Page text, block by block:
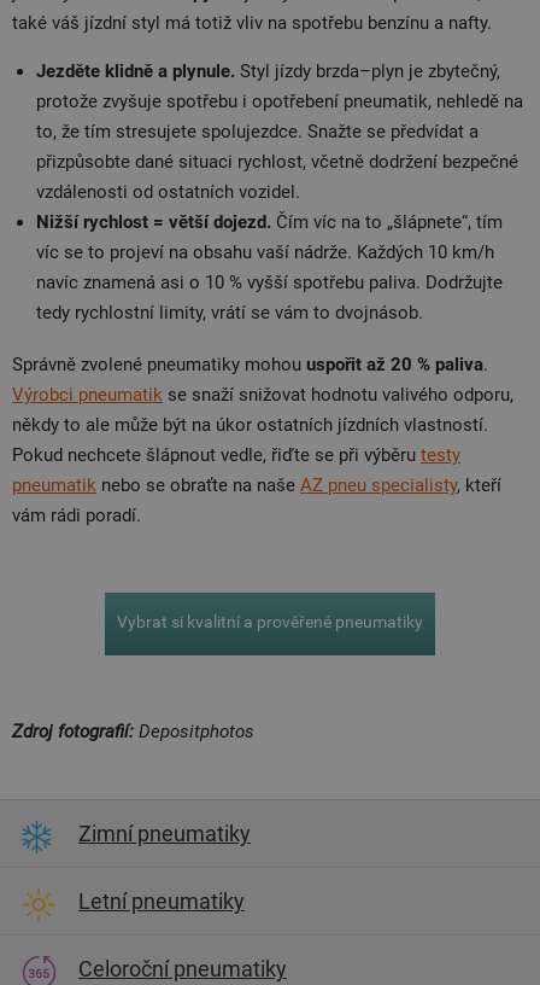
také váš jízdní styl má totiž vliv na spotřebu benzínu a nafty.
Jezděte klidně a plynule. Styl jízdy brzda–plyn je zbytečný,
protože zvyšuje spotřebu i opotřebení pneumatik, nehledě na
to, že tím stresujete spolujezdce. Snažte se předvídat a
přizpůsobte dané situaci rychlost, včetně dodržení bezpečné
vzdálenosti od ostatních vozidel.
Nižší rychlost = větší dojezd. Čím víc na to „šlápnete“, tím
víc se to projeví na obsahu vaší nádrže. Každých 10 km/h
navíc znamená asi o 10 % vyšší spotřebu paliva. Dodržujte
tedy rychlostní limity, vrátí se vám to dvojnásob.
Správně zvolené pneumatiky mohou uspořit až 20 % paliva.
Výrobci pneumatik se snaží snižovat hodnotu valivého odporu,
někdy to ale může být na úkor ostatních jízdních vlastností.
Pokud nechcete šlápnout vedle, řiďte se při výběru testy
pneumatik nebo se obraťte na naše AZ pneu specialisty, kteří
vám rádi poradí.
Vybrat si kvalitní a prověřené pneumatiky
Zdroj fotografií: Depositphotos
Zimní pneumatiky
Letní pneumatiky
Celoroční pneumatiky